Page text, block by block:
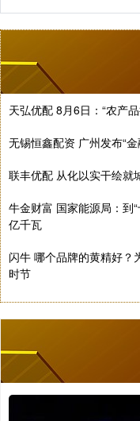
天弘优配 8月6日：“农产
无锡恒鑫配资 广州发布“
联丰优配 从化以实干绘就
牛金财富 国家能源局：到
亿千瓦
闪牛 哪个品牌的黄精好？
时节